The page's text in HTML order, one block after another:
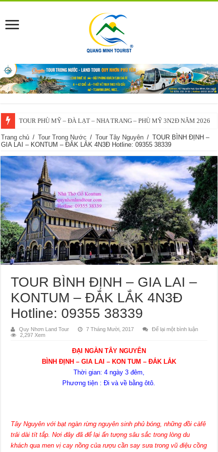
TOUR PHÙ MỸ – ĐÀ LẠT – NHA TRANG – PHÙ MỸ 3N2Đ NĂM 2026
Trang chủ / Tour Trong Nước / Tour Tây Nguyên / TOUR BÌNH ĐỊNH –
GIA LAI – KONTUM – ĐẮK LẮK 4N3Đ Hotline: 09355 38339
TOUR BÌNH ĐỊNH – GIA LAI –
KONTUM – ĐẮK LẮK 4N3Đ
Hotline: 09355 38339
Quy Nhơn Land Tour 7 Tháng Mười, 2017
Để lại một bình luận
2,297 Xem
ĐẠI NGÀN TÂY NGUYÊN
BÌNH ĐỊNH – GIA LAI – KON TUM – ĐẮK LẮK
Thời gian: 4 ngày 3 đêm,
Phương tiện : Đi và về bằng ôtô.
Tây Nguyên với bạt ngàn rừng nguyên sinh phủ bóng, những đồi càfê
trải dài tít tắp. Nơi đây đã để lại ấn tượng sâu sắc trong lòng du
khách qua men vị cay nồng của rượu cần say sưa trong vũ điệu cồng